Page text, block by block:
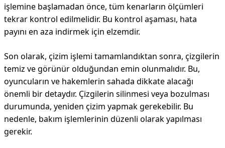
işlemine başlamadan önce, tüm kenarların ölçümleri
tekrar kontrol edilmelidir. Bu kontrol aşaması, hata
payını en aza indirmek için elzemdir.
Son olarak, çizim işlemi tamamlandıktan sonra, çizgilerin
temiz ve görünür olduğundan emin olunmalıdır. Bu,
oyuncuların ve hakemlerin sahada dikkate alacağı
önemli bir detaydır. Çizgilerin silinmesi veya bozulması
durumunda, yeniden çizim yapmak gerekebilir. Bu
nedenle, bakım işlemlerinin düzenli olarak yapılması
gerekir.